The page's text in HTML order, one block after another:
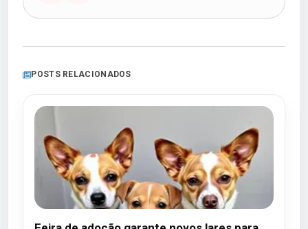
POSTS RELACIONADOS